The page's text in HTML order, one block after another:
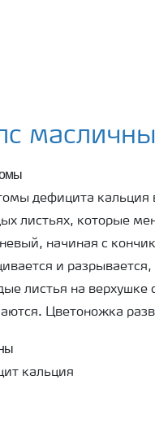
дефицита кальция
листьях, которые
начиная с
и разрывается,
листья на верхушке
Цветоножка
кальция